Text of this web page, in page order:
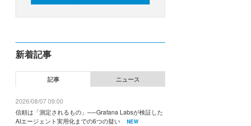
新着記事
記事 ニュース
2026/08/07 09:00
信頼は「測定されるもの」──Grafana Labsが検証した
AIエージェント実用化までの6つの疑い
NEW